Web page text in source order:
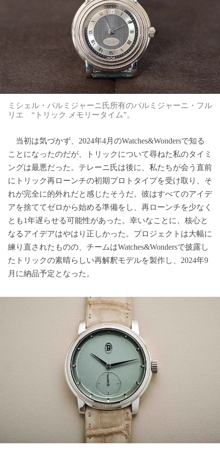
ミシェル・パルミジャーニ氏所有のパルミジャーニ・フル
リエ “トリック メモリータイム”。
当初は気づかず、2024年4月のWatches&Wondersで知る
ことになったのだが、トリックについて尋ねた私のタイミ
ングは最悪だった。テレーニ氏は後に、私たちが会う直前
にトリック再ローンチの初期プロトタイプを受け取り、そ
れが完全に的外れだと感じたそうだ。彼はすべてのアイデ
アを捨ててゼロから始める準備をし、再ローンチを少なく
とも1年遅らせる可能性があった。幸いなことに、核心と
なるアイデアはやはり正しかった。プロジェクトは大幅に
練り直されたものの、チームはWatches&Wondersで披露し
たトリックの素晴らしい再解釈モデルを製作し、2024年9
月に納品予定となった。